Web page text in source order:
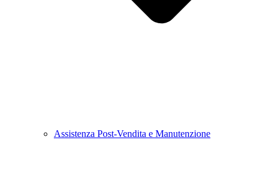
Assistenza Post-Vendita e Manutenzione